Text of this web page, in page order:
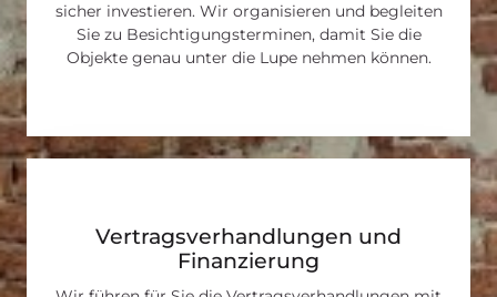
sicher investieren. Wir organisieren und begleiten
Sie zu Besichtigungsterminen, damit Sie die
Objekte genau unter die Lupe nehmen können.
Vertragsverhandlungen und
Finanzierung